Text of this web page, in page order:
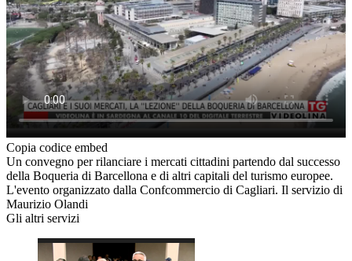
Copia codice embed
Un convegno per rilanciare i mercati cittadini partendo dal successo
della Boqueria di Barcellona e di altri capitali del turismo europee.
L'evento organizzato dalla Confcommercio di Cagliari. Il servizio di
Maurizio Olandi
Gli altri servizi